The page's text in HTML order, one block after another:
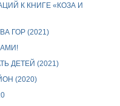
К КНИГЕ «КОЗА И
ГОР (2021)
ДЕТЕЙ (2021)
(2020)